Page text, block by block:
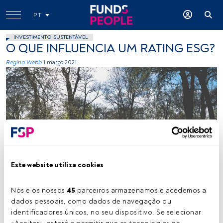
Este website utiliza cookies
Nós e os nossos 45 parceiros armazenamos e acedemos a
dados pessoais, como dados de navegação ou
identificadores únicos, no seu dispositivo. Se selecionar
PT
INVESTIMENTO SUSTENTÁVEL
O QUE INFLUENCIA UM RATING ESG?
Regina Webb 1 março 2021
Tempo de leitura: 2 min.
investimento com base em critérios sociais